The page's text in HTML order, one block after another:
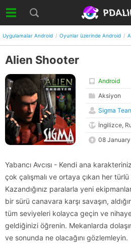
Uygulamalar Android Oyunlar üzerinde Android
Alien Shooter
Android
Aksiyon
Sigma
İngilizce,
08
Yabancı Avcısı - Kendi ana
çok çalışmalı ve ortaya çıkan her türlü
Kazandığınız paralarla yeni
bir sürü canavara karşı savaşın,
tüm seviyeleri kolayca geçin ve
geldiğinizi öğrenin. Mekanlarda
ve sonunda ne olacağını gözlemleyin.